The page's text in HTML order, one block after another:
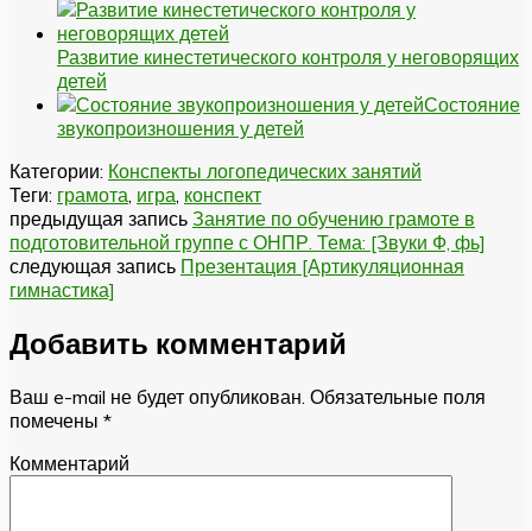
Развитие кинестетического контроля у неговорящих
детей
Состояние
звукопроизношения у детей
Категории: Конспекты логопедических занятий
Теги: грамота, игра, конспект
предыдущая запись Занятие по обучению грамоте в
подготовительной группе с ОНПР. Тема: [Звуки Ф, фь]
следующая запись Презентация [Артикуляционная
гимнастика]
Добавить комментарий
Ваш e-mail не будет опубликован. Обязательные поля
помечены *
Комментарий